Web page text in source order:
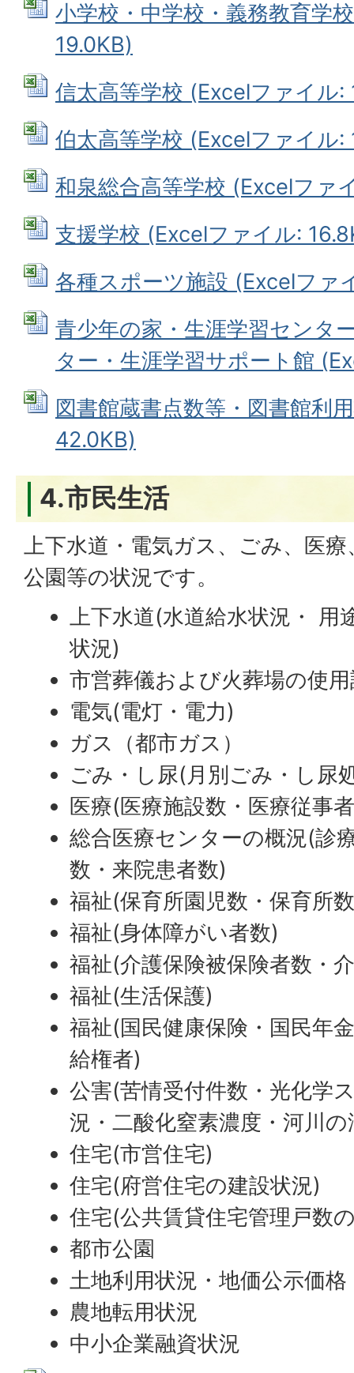
小学校・中学校・義務教育学
19.0KB)
信太高等学校 (Excelファイル:
伯太高等学校 (Excelファイル:
和泉総合高等学校 (Excelファ
支援学校 (Excelファイル:
各種スポーツ施設 (Excelファ
青少年の家・生涯学習センタ
ター・生涯学習サポート館
図書館蔵書点数等・図書館利
42.0KB)
4.市民生活
上下水道・電気ガス、ごみ、医
公園等の状況です。
上下水道(水道給水状況・ 用
状況)
市営葬儀および火葬場の使
電気(電灯・電力)
ガス（都市ガス）
ごみ・し尿(月別ごみ・し尿
医療(医療施設数・医療従事
総合医療センターの概況(診
数・来院患者数)
福祉(保育所園児数・保育所
福祉(身体障がい者数)
福祉(介護保険被保険者数・
福祉(生活保護)
福祉(国民健康保険・国民年
給権者)
公害(苦情受付件数・光化学
況・二酸化窒素濃度・河川
住宅(市営住宅)
住宅(府営住宅の建設状況)
住宅(公共賃貸住宅管理戸数
都市公園
土地利用状況・地価公示価格
農地転用状況
中小企業融資状況